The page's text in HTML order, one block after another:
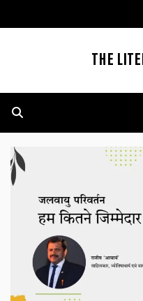
to
THE